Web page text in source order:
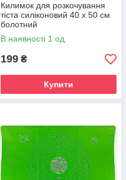
Килимок для розкочування
тіста силіконовий 40 х 50 см
болотний
В наявності 1 од.
199 ₴
Купити